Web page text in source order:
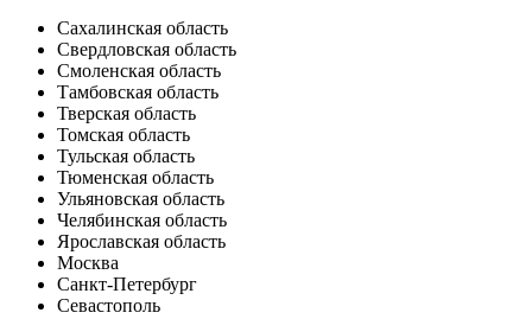
Сахалинская область
Свердловская область
Смоленская область
Тамбовская область
Тверская область
Томская область
Тульская область
Тюменская область
Ульяновская область
Челябинская область
Ярославская область
Москва
Санкт-Петербург
Севастополь